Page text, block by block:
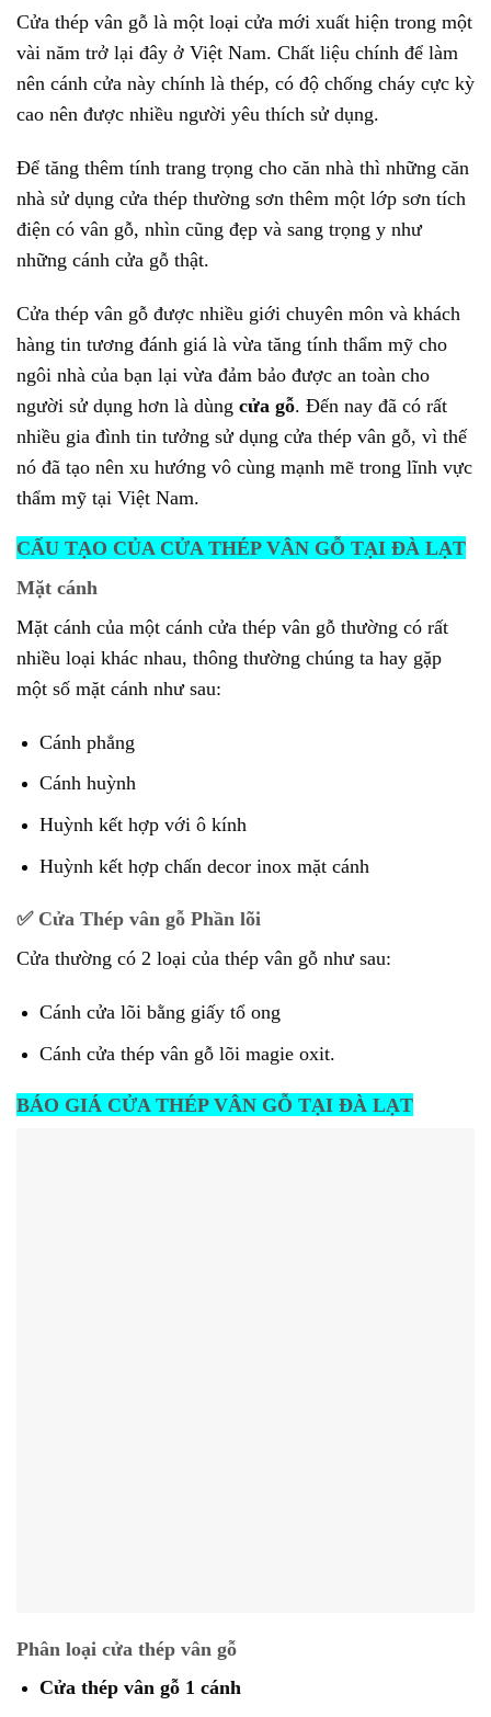
Cửa thép vân gỗ là một loại cửa mới xuất hiện trong một
vài năm trở lại đây ở Việt Nam. Chất liệu chính để làm
nên cánh cửa này chính là thép, có độ chống cháy cực kỳ
cao nên được nhiều người yêu thích sử dụng.
Để tăng thêm tính trang trọng cho căn nhà thì những căn
nhà sử dụng cửa thép thường sơn thêm một lớp sơn tích
điện có vân gỗ, nhìn cũng đẹp và sang trọng y như
những cánh cửa gỗ thật.
Cửa thép vân gỗ được nhiều giới chuyên môn và khách
hàng tin tương đánh giá là vừa tăng tính thẩm mỹ cho
ngôi nhà của bạn lại vừa đảm bảo được an toàn cho
người sử dụng hơn là dùng cửa gỗ. Đến nay đã có rất
nhiều gia đình tin tưởng sử dụng cửa thép vân gỗ, vì thế
nó đã tạo nên xu hướng vô cùng mạnh mẽ trong lĩnh vực
thẩm mỹ tại Việt Nam.
CẤU TẠO CỦA CỬA THÉP VÂN GỖ TẠI ĐÀ LẠT
Mặt cánh
Mặt cánh của một cánh cửa thép vân gỗ thường có rất
nhiều loại khác nhau, thông thường chúng ta hay gặp
một số mặt cánh như sau:
Cánh phẳng
Cánh huỳnh
Huỳnh kết hợp với ô kính
Huỳnh kết hợp chấn decor inox mặt cánh
✅ Cửa Thép vân gỗ Phần lõi
Cửa thường có 2 loại của thép vân gỗ như sau:
Cánh cửa lõi bằng giấy tổ ong
Cánh cửa thép vân gỗ lõi magie oxit.
BÁO GIÁ CỬA THÉP VÂN GỖ TẠI ĐÀ LẠT
Phân loại cửa thép vân gỗ
Cửa thép vân gỗ 1 cánh